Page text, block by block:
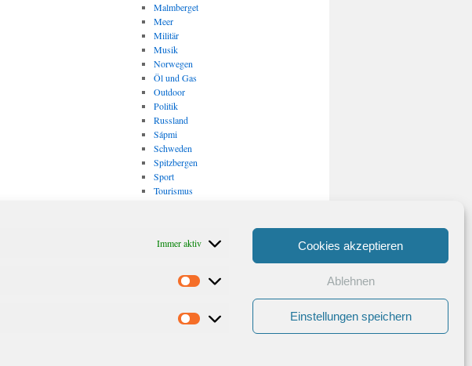
Immer aktiv
Statistiken
Marketing
Cookies akzeptieren
Ablehnen
Einstellungen speichern
Malmberget
Meer
Militär
Musik
Norwegen
Öl und Gas
Outdoor
Politik
Russland
Sápmi
Schweden
Spitzbergen
Sport
Tourismus
Vulkanismus/ Erdbeben